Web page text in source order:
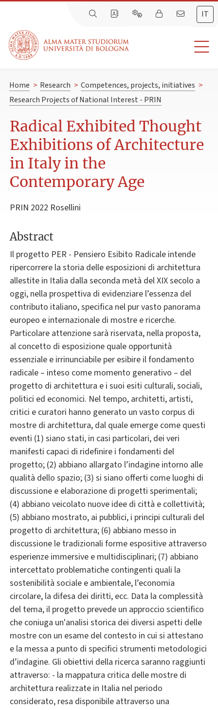
IT
Home > Research > Competences, projects, initiatives >
Research Projects of National Interest - PRIN
Radical Exhibited Thought
Exhibitions of Architecture
in Italy in the
Contemporary Age
PRIN 2022 Rosellini
Abstract
Il progetto PER - Pensiero Esibito Radicale intende
ripercorrere la storia delle esposizioni di architettura
allestite in Italia dalla seconda metà del XIX secolo a
oggi, nella prospettiva di evidenziare l’essenza del
contributo italiano, specifica nel pur vasto panorama
europeo e internazionale di mostre e ricerche.
Particolare attenzione sarà riservata, nella proposta,
al concetto di esposizione quale opportunità
essenziale e irrinunciabile per esibire il fondamento
radicale – inteso come momento generativo – del
progetto di architettura e i suoi esiti culturali, sociali,
politici ed economici. Nel tempo, architetti, artisti,
critici e curatori hanno generato un vasto corpus di
mostre di architettura, dal quale emerge come questi
eventi (1) siano stati, in casi particolari, dei veri
manifesti capaci di ridefinire i fondamenti del
progetto; (2) abbiano allargato l’indagine intorno alle
qualità dello spazio; (3) si siano offerti come luoghi di
discussione e elaborazione di progetti sperimentali;
(4) abbiano veicolato nuove idee di città e collettività;
(5) abbiano mostrato, ai pubblici, i principi culturali del
progetto di architettura; (6) abbiano messo in
discussione le tradizionali forme espositive attraverso
esperienze immersive e multidisciplinari; (7) abbiano
intercettato problematiche contingenti quali la
sostenibilità sociale e ambientale, l’economia
circolare, la difesa dei diritti, ecc. Data la complessità
del tema, il progetto prevede un approccio scientifico
che coniuga un'analisi storica dei diversi aspetti delle
mostre con un esame del contesto in cui si attestano
e la messa a punto di specifici strumenti metodologici
d’indagine. Gli obiettivi della ricerca saranno raggiunti
attraverso: - la mappatura critica delle mostre di
architettura realizzate in Italia nel periodo
considerato, resa disponibile attraverso una